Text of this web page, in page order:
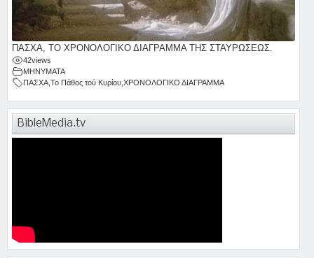
ΠΑΣΧΑ, ΤΟ ΧΡΟΝΟΛΟΓΙΚΟ ΔΙΑΓΡΑΜΜΑ ΤΗΣ ΣΤΑΥΡΩΣΕΩΣ.
42views
ΜΗΝΥΜΑΤΑ
ΠΑΣΧΑ,Το Πάθος τού Κυρίου,ΧΡΟΝΟΛΟΓΙΚΟ ΔΙΑΓΡΑΜΜΑ
BibleMedia.tv